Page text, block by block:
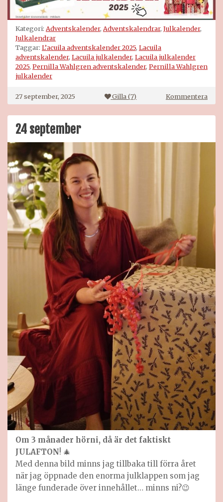
Kategori: Adventskalender, Adventskalendrar, Julkalender,
Julkalendrar
Taggar: L’acuila adventskalender 2025, Lacuila
adventskalender, Lacuila julkalender, Lacuila julkalender
2025, Pernilla Wahlgren adventskalender, Pernilla Wahlgren
julkalender
27 september, 2025 Gilla (7) Kommenterapå
24 september
Om 3 månader hörni, då är det faktiskt
JULAFTON! 🎄
Med denna bild minns jag tillbaka till förra året
när jag öppnade den enorma julklappen som jag
länge funderade över innehållet… minns ni?😉